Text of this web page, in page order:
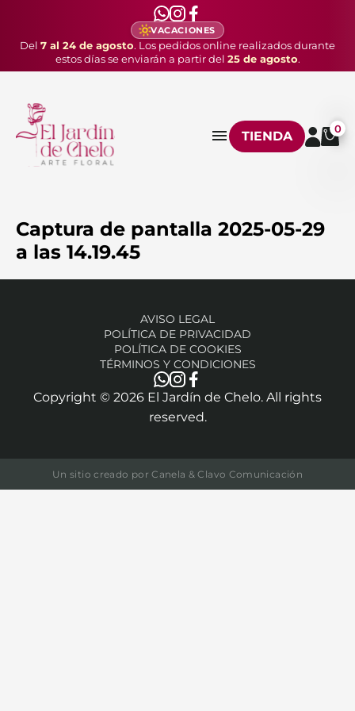
VACACIONES
Del 7 al 24 de agosto. Los pedidos online realizados durante
estos días se enviarán a partir del 25 de agosto.
TIENDA 0
Captura de pantalla 2025-05-29
a las 14.19.45
Copyright © 2026 El Jardín de Chelo. All rights
reserved.
AVISO LEGAL
POLÍTICA DE PRIVACIDAD
POLÍTICA DE COOKIES
TÉRMINOS Y CONDICIONES
Un sitio creado porCanela & Clavo Comunicación